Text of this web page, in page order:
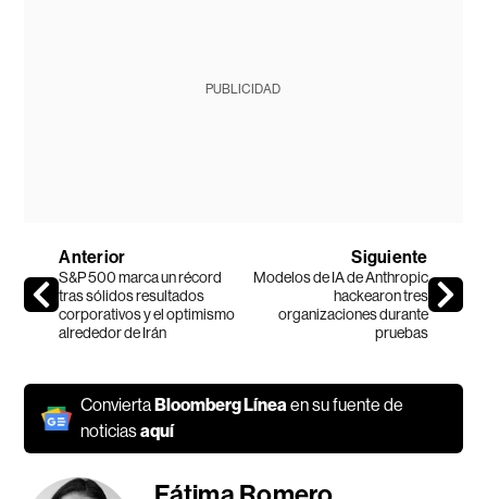
PUBLICIDAD
Anterior
S&P 500 marca un récord
tras sólidos resultados
corporativos y el optimismo
alrededor de Irán
Siguiente
Modelos de IA de Anthropic
hackearon tres
organizaciones durante
pruebas
ConviertaBloomberg Líneaen su fuente de
noticiasaquí